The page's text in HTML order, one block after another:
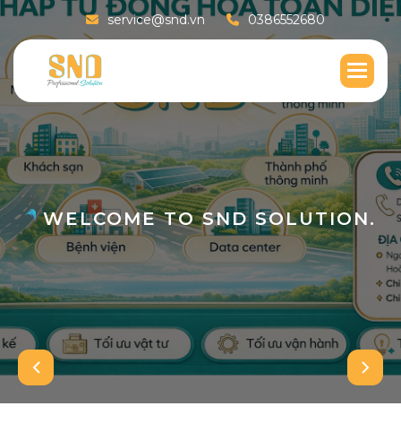
service@snd.vn 0386552680
WELCOME TO SND SOLUTION.